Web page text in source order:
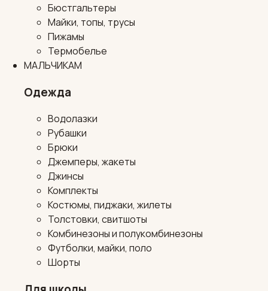
Бюстгальтеры
Майки, топы, трусы
Пижамы
Термобелье
МАЛЬЧИКАМ
Одежда
Водолазки
Рубашки
Брюки
Джемперы, жакеты
Джинсы
Комплекты
Костюмы, пиджаки, жилеты
Толстовки, свитшоты
Комбинезоны и полукомбинезоны
Футболки, майки, поло
Шорты